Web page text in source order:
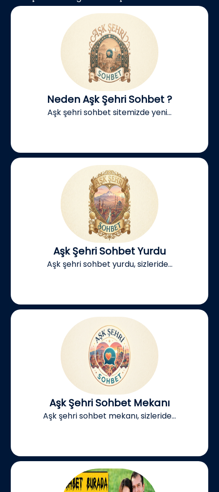
Neden Aşk Şehri Sohbet ?
Aşk şehri sohbet sitemizde yeni...
Aşk Şehri Sohbet Yurdu
Aşk şehri sohbet yurdu, sizleride...
Aşk Şehri Sohbet Mekanı
Aşk şehri sohbet mekanı, sizleride...